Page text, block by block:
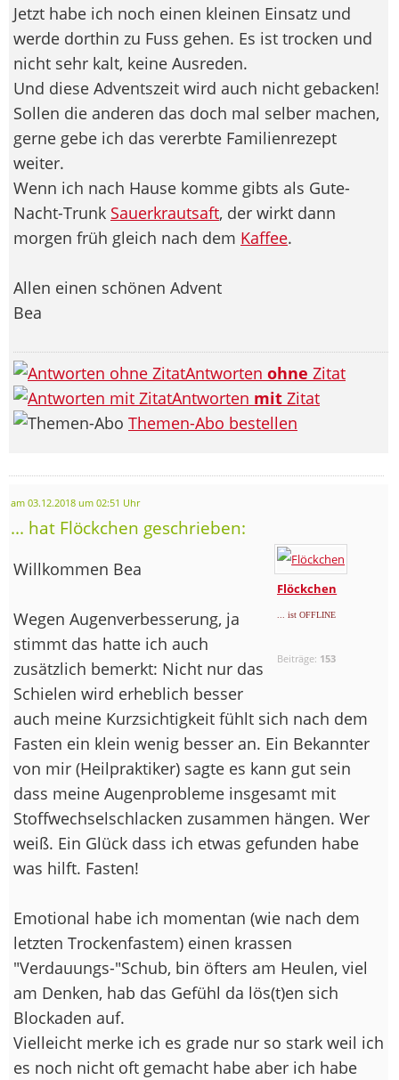
Jetzt habe ich noch einen kleinen Einsatz und
werde dorthin zu Fuss gehen. Es ist trocken und
nicht sehr kalt, keine Ausreden.
Und diese Adventszeit wird auch nicht gebacken!
Sollen die anderen das doch mal selber machen,
gerne gebe ich das vererbte Familienrezept
weiter.
Wenn ich nach Hause komme gibts als Gute-
Nacht-Trunk Sauerkrautsaft, der wirkt dann
morgen früh gleich nach dem Kaffee.
Allen einen schönen Advent
Bea
Antworten ohne Zitat
Antworten mit Zitat
Themen-Abo bestellen
am 03.12.2018 um 02:51 Uhr
... hat Flöckchen geschrieben:
Flöckchen
... ist OFFLINE
Beiträge: 153
Willkommen Bea
Wegen Augenverbesserung, ja
stimmt das hatte ich auch
zusätzlich bemerkt: Nicht nur das
Schielen wird erheblich besser
auch meine Kurzsichtigkeit fühlt sich nach dem
Fasten ein klein wenig besser an. Ein Bekannter
von mir (Heilpraktiker) sagte es kann gut sein
dass meine Augenprobleme insgesamt mit
Stoffwechselschlacken zusammen hängen. Wer
weiß. Ein Glück dass ich etwas gefunden habe
was hilft. Fasten!
Emotional habe ich momentan (wie nach dem
letzten Trockenfastem) einen krassen
"Verdauungs-"Schub, bin öfters am Heulen, viel
am Denken, hab das Gefühl da lös(t)en sich
Blockaden auf.
Vielleicht merke ich es grade nur so stark weil ich
es noch nicht oft gemacht habe aber ich habe